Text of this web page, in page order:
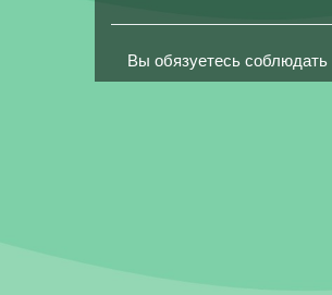
Вы обязуетесь соблюдать